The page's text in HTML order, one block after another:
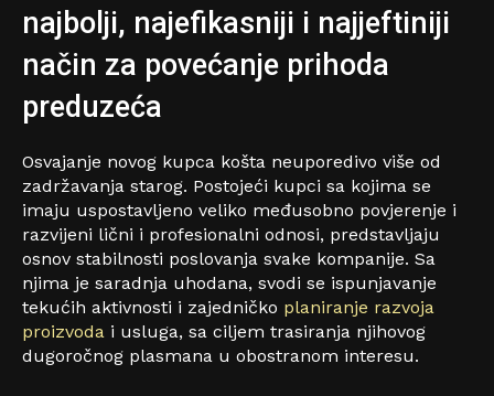
najbolji, najefikasniji i najjeftiniji
način za povećanje prihoda
preduzeća
Osvajanje novog kupca košta neuporedivo više od
zadržavanja starog. Postojeći kupci sa kojima se
imaju uspostavljeno veliko međusobno povjerenje i
razvijeni lični i profesionalni odnosi, predstavljaju
osnov stabilnosti poslovanja svake kompanije. Sa
njima je saradnja uhodana, svodi se ispunjavanje
tekućih aktivnosti i zajedničko planiranje razvoja
proizvoda i usluga, sa ciljem trasiranja njihovog
dugoročnog plasmana u obostranom interesu.